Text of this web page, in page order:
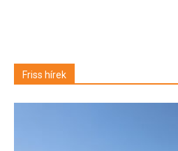
Friss hírek